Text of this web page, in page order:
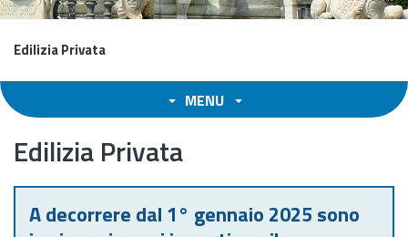
Edilizia Privata
MENU
Edilizia Privata
A decorrere dal 1° gennaio 2025 sono